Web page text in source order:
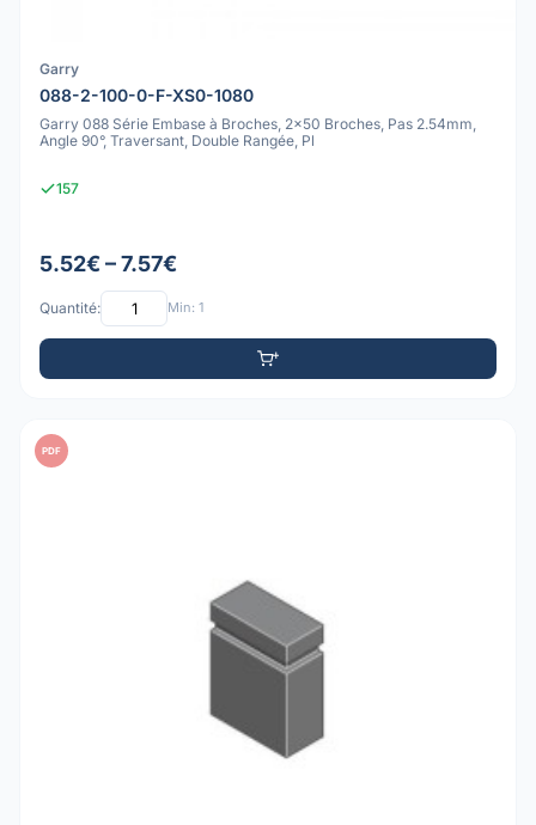
Garry
088-2-100-0-F-XS0-1080
Garry 088 Série Embase à Broches, 2x50 Broches, Pas 2.54mm,
Angle 90°, Traversant, Double Rangée, Pl
157
5.52€ – 7.57€
Quantité: Min: 1
PDF